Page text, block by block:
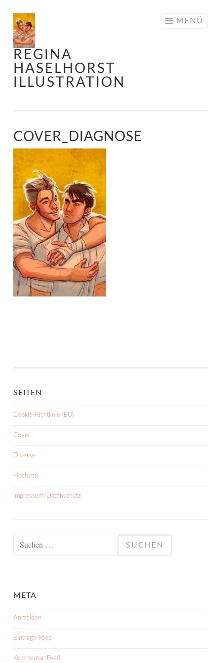
Springe
zum
Inhalt
REGINA
HASELHORST
ILLUSTRATION
MENÜ
COVER_DIAGNOSE
SEITEN
Cookie-Richtlinie (EU)
Cover
Diverse
Hochzeit
Impressum/Datenschutz
META
Anmelden
Eintrags-Feed
Kommentar-Feed